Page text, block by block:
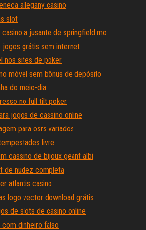
allegany casino
slot
casino a jusante de springfield mo
jogos grátis sem internet
nos sites de poker
móvel sem bônus de depósito
do meio-dia
no full tilt poker
jogos de cassino online
para osrs variados
livre
cassino de bijoux geant albi
de nudez completa
atlantis casino
logo vector download grátis
de slots de casino online
com dinheiro falso